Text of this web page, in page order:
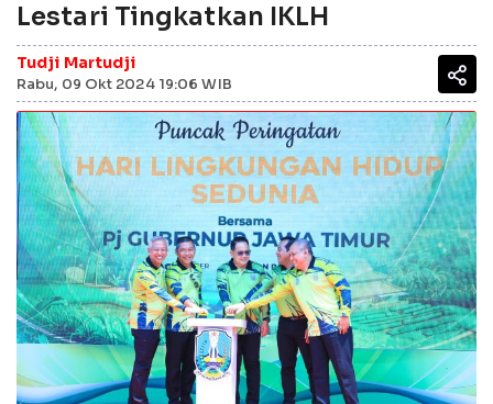
Lestari Tingkatkan IKLH
Tudji Martudji
Rabu, 09 Okt 2024 19:06 WIB